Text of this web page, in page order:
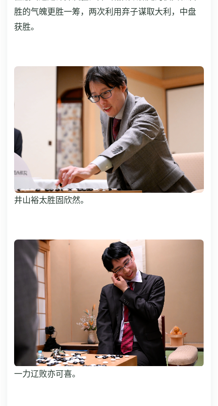
胜的气魄更胜一筹，两次利用弃子谋取大利，中盘
获胜。
井山裕太胜固欣然。
一力辽败亦可喜。